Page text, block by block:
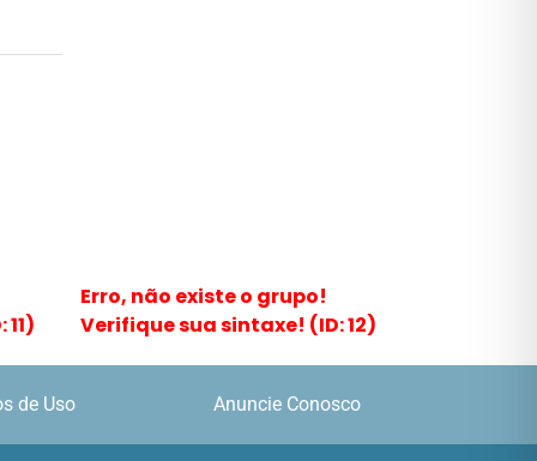
Erro, não existe o grupo!
Verifique sua sintaxe! (ID: 12)
de Uso Anuncie Conosco